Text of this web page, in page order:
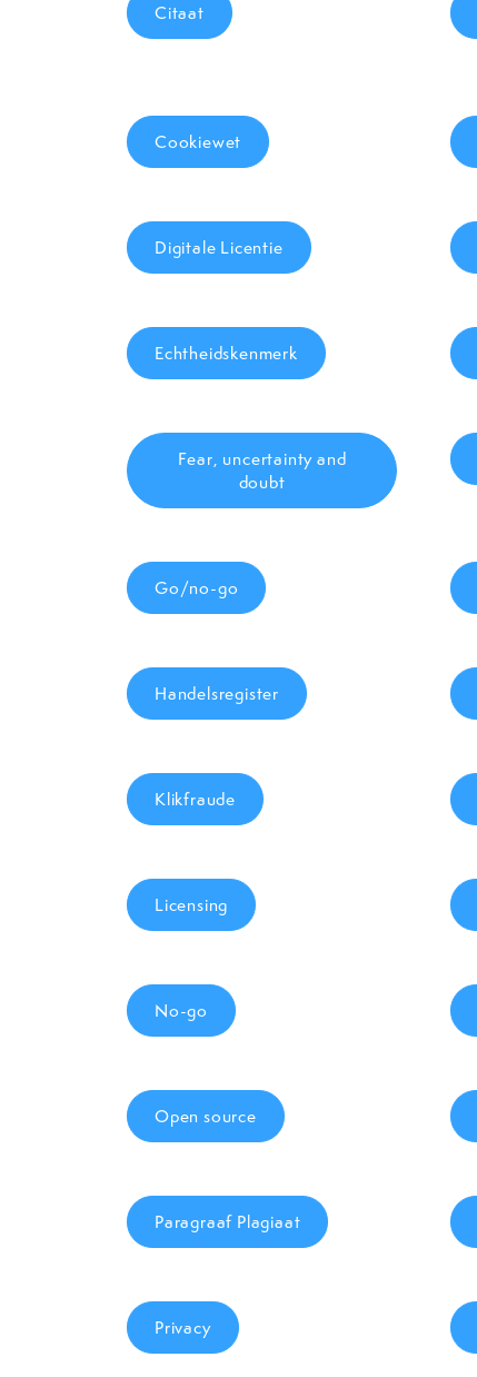
Citaat
Cookiewet
Digitale Licentie
Echtheidskenmerk
Fear, uncertainty and
doubt
Go/no-go
Handelsregister
Klikfraude
Licensing
No-go
Open source
Paragraaf Plagiaat
Privacy